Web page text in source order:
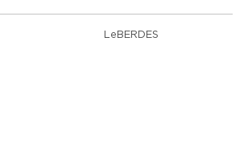
LeBERDES